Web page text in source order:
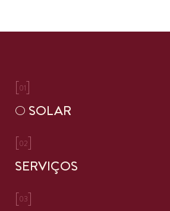
[01]
O SOLAR
[02]
SERVIÇOS
[03]